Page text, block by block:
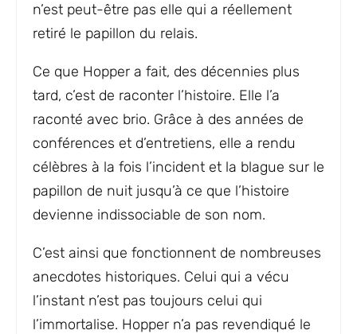
n’est peut-être pas elle qui a réellement
retiré le papillon du relais.
Ce que Hopper a fait, des décennies plus
tard, c’est de raconter l’histoire. Elle l’a
raconté avec brio. Grâce à des années de
conférences et d’entretiens, elle a rendu
célèbres à la fois l’incident et la blague sur le
papillon de nuit jusqu’à ce que l’histoire
devienne indissociable de son nom.
C’est ainsi que fonctionnent de nombreuses
anecdotes historiques. Celui qui a vécu
l’instant n’est pas toujours celui qui
l’immortalise. Hopper n’a pas revendiqué le